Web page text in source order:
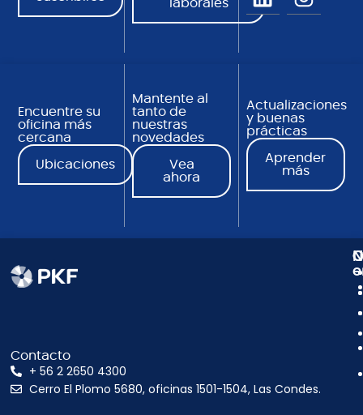
laborales
Encuentre su
oficina más
cercana
Ubicaciones
Mantente al
tanto de
nuestras
novedades
Vea
ahora
Actualizaciones
y buenas
prácticas
Aprender
más
Contacto
+ 56 2 2650 4300
Cerro El Plomo 5680, oficinas 1501-1504, Las Condes.